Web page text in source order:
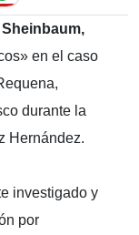
en el caso
durante la
Hernández.
investigado y
por